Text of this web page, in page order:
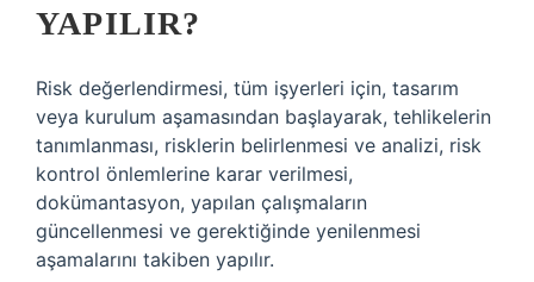
YAPILIR?
Risk değerlendirmesi, tüm işyerleri için, tasarım
veya kurulum aşamasından başlayarak, tehlikelerin
tanımlanması, risklerin belirlenmesi ve analizi, risk
kontrol önlemlerine karar verilmesi,
dokümantasyon, yapılan çalışmaların
güncellenmesi ve gerektiğinde yenilenmesi
aşamalarını takiben yapılır.